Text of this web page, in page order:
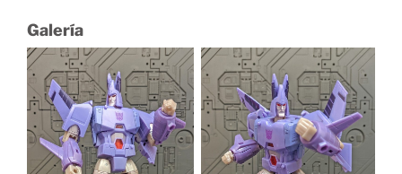
Galería